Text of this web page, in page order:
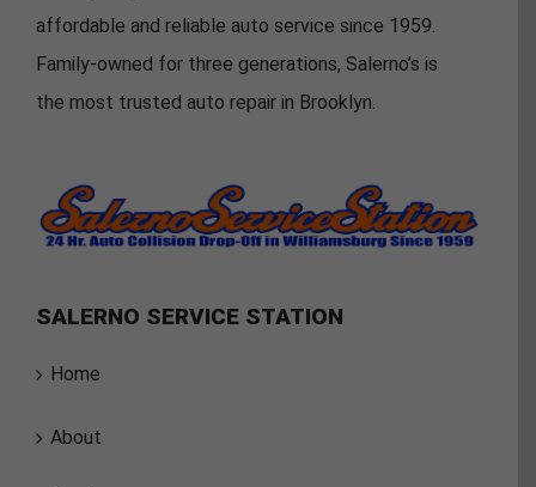
affordable and reliable auto service since 1959.
Family-owned for three generations, Salerno’s is
the most trusted auto repair in Brooklyn.
SALERNO SERVICE STATION
Home
About